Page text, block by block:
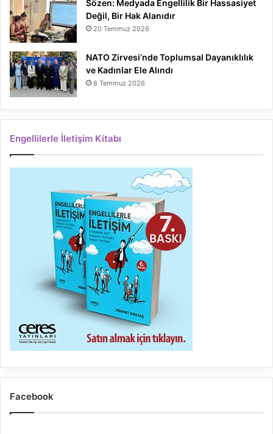
Sözen: Medyada Engellilik Bir Hassasiyet
Değil, Bir Hak Alanıdır
20 Temmuz 2026
NATO Zirvesi’nde Toplumsal Dayanıklılık
ve Kadınlar Ele Alındı
8 Temmuz 2026
Engellilerle İletişim Kitabı
Facebook